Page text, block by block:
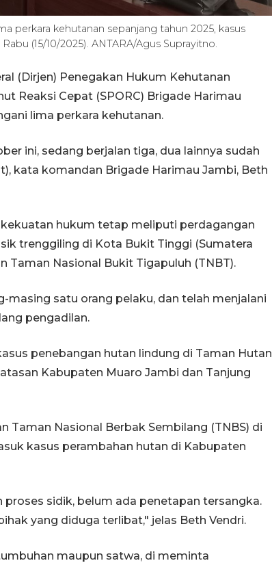
perkara kehutanan sepanjang tahun 2025, kasus
(15/10/2025). ANTARA/Agus Suprayitno.
(Dirjen) Penegakan Hukum Kehutanan
Reaksi Cepat (SPORC) Brigade Harimau
lima perkara kehutanan.
ini, sedang berjalan tiga, dua lainnya sudah
kata komandan Brigade Harimau Jambi, Beth
hukum tetap meliputi perdagangan
trenggiling di Kota Bukit Tinggi (Sumatera
Taman Nasional Bukit Tigapuluh (TNBT).
satu orang pelaku, dan telah menjalani
pengadilan.
penebangan hutan lindung di Taman Hutan
Kabupaten Muaro Jambi dan Tanjung
Taman Nasional Berbak Sembilang (TNBS) di
kasus perambahan hutan di Kabupaten
sidik, belum ada penetapan tersangka.
yang diduga terlibat," jelas Beth Vendri.
maupun satwa, di meminta